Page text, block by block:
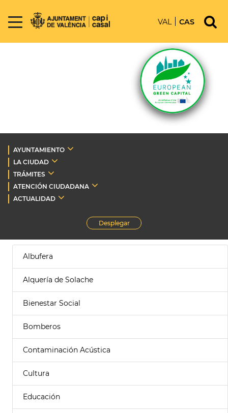
VAL CAS
AYUNTAMIENTO
LA CIUDAD
TRÁMITES
ATENCIÓN CIUDADANA
ACTUALIDAD
Desplegar
Albufera
Alquería de Solache
Bienestar Social
Bomberos
Contaminación Acústica
Cultura
Educación